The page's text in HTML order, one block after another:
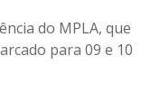
do MPLA, que
para 09 e 10